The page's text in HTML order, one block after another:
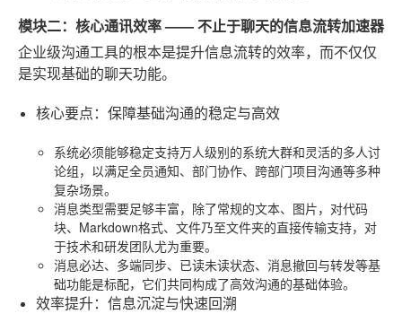
模块二：核心通讯效率 —— 不止于聊天的信息流转加速器
企业级沟通工具的根本是提升信息流转的效率，而不仅仅
是实现基础的聊天功能。
核心要点：保障基础沟通的稳定与高效
系统必须能够稳定支持万人级别的系统大群和灵活的多人讨
论组，以满足全员通知、部门协作、跨部门项目沟通等多种
复杂场景。
消息类型需要足够丰富，除了常规的文本、图片，对代码
块、Markdown格式、文件乃至文件夹的直接传输支持，对
于技术和研发团队尤为重要。
消息必达、多端同步、已读未读状态、消息撤回与转发等基
础功能是标配，它们共同构成了高效沟通的基础体验。
效率提升：信息沉淀与快速回溯